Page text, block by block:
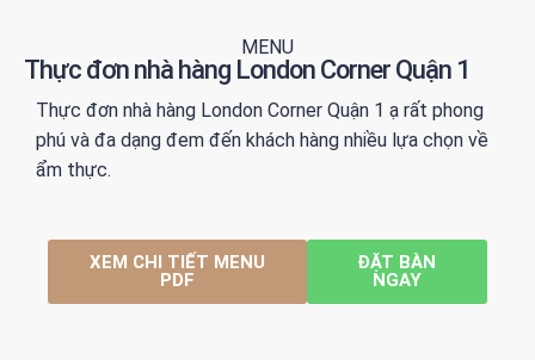
MENU
Thực đơn nhà hàng London Corner Quận 1
Thực đơn nhà hàng London Corner Quận 1 ạ rất phong
phú và đa dạng đem đến khách hàng nhiều lựa chọn về
ẩm thực.
XEM CHI TIẾT MENU
PDF
ĐẶT BÀN
NGAY